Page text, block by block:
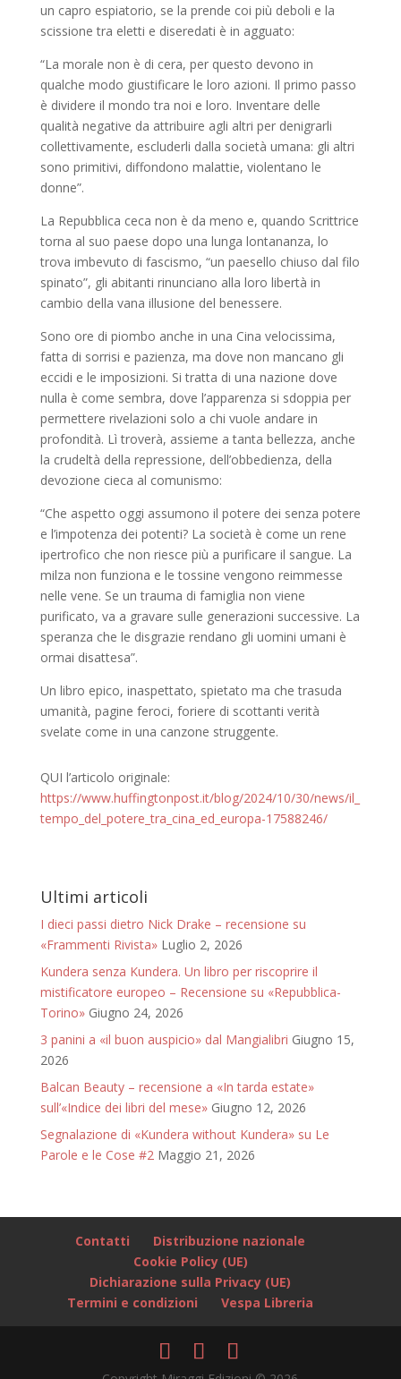
un capro espiatorio, se la prende coi più deboli e la
scissione tra eletti e diseredati è in agguato:
“La morale non è di cera, per questo devono in
qualche modo giustificare le loro azioni. Il primo passo
è dividere il mondo tra noi e loro. Inventare delle
qualità negative da attribuire agli altri per denigrarli
collettivamente, escluderli dalla società umana: gli altri
sono primitivi, diffondono malattie, violentano le
donne”.
La Repubblica ceca non è da meno e, quando Scrittrice
torna al suo paese dopo una lunga lontananza, lo
trova imbevuto di fascismo, “un paesello chiuso dal filo
spinato”, gli abitanti rinunciano alla loro libertà in
cambio della vana illusione del benessere.
Sono ore di piombo anche in una Cina velocissima,
fatta di sorrisi e pazienza, ma dove non mancano gli
eccidi e le imposizioni. Si tratta di una nazione dove
nulla è come sembra, dove l’apparenza si sdoppia per
permettere rivelazioni solo a chi vuole andare in
profondità. Lì troverà, assieme a tanta bellezza, anche
la crudeltà della repressione, dell’obbedienza, della
devozione cieca al comunismo:
“Che aspetto oggi assumono il potere dei senza potere
e l’impotenza dei potenti? La società è come un rene
ipertrofico che non riesce più a purificare il sangue. La
milza non funziona e le tossine vengono reimmesse
nelle vene. Se un trauma di famiglia non viene
purificato, va a gravare sulle generazioni successive. La
speranza che le disgrazie rendano gli uomini umani è
ormai disattesa”.
Un libro epico, inaspettato, spietato ma che trasuda
umanità, pagine feroci, foriere di scottanti verità
svelate come in una canzone struggente.
QUI l’articolo originale:
https://www.huffingtonpost.it/blog/2024/10/30/news/il_
tempo_del_potere_tra_cina_ed_europa-17588246/
Ultimi articoli
I dieci passi dietro Nick Drake – recensione su
«Frammenti Rivista» Luglio 2, 2026
Kundera senza Kundera. Un libro per riscoprire il
mistificatore europeo – Recensione su «Repubblica-
Torino» Giugno 24, 2026
3 panini a «il buon auspicio» dal Mangialibri Giugno 15,
2026
Balcan Beauty – recensione a «In tarda estate»
sull’«Indice dei libri del mese» Giugno 12, 2026
Segnalazione di «Kundera without Kundera» su Le
Parole e le Cose #2 Maggio 21, 2026
Contatti
Distribuzione nazionale
Cookie Policy (UE)
Dichiarazione sulla Privacy (UE)
Termini e condizioni
Vespa Libreria